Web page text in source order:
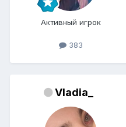
Активный игрок
383
Vladia_